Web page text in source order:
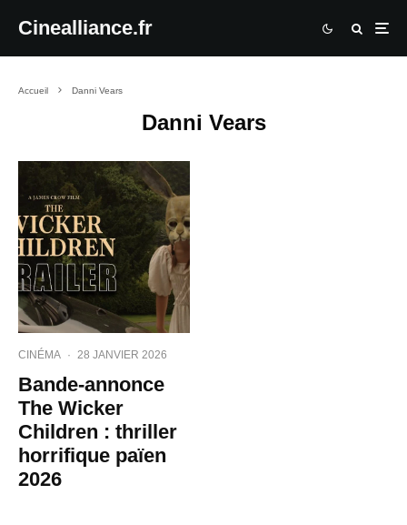
Cinealliance.fr
Accueil Danni Vears
Danni Vears
CINÉMA · 28 JANVIER 2026
Bande-annonce
The Wicker
Children : thriller
horrifique païen
2026